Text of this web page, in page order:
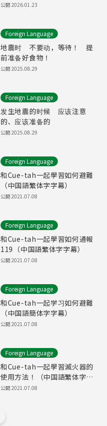
公開2026.01.23
Foreign Language
地震时 不要动，等待！ 提
前准备好食物！
公開2025.08.29
Foreign Language
发生地震的时候 应该注意
的、应该准备的
公開2025.08.29
Foreign Language
和Cue-tah一起學習如何避難
（中国語繁体字字幕）
公開2021.07.08
Foreign Language
和Cue-tah一起學習如何通報
119（中国語繁体字字幕）
公開2021.07.08
Foreign Language
和Cue-tah一起学习如何避難
（中国語簡体字字幕）
公開2021.07.08
Foreign Language
和Cue-tah一起學習滅火器的
使用方法！（中国語繁体字字
幕）
公開2021.07.08